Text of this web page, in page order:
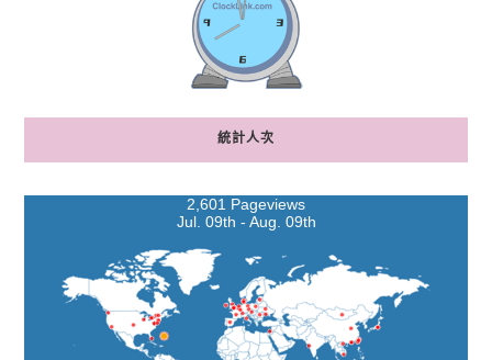
統計人次
2,601 Pageviews
Jul. 09th - Aug. 09th